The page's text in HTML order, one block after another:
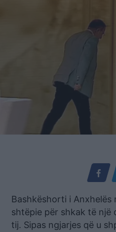
Bashkëshorti i Anxhelës
shtëpie për shkak të një
tij. Sipas ngjarjes që u